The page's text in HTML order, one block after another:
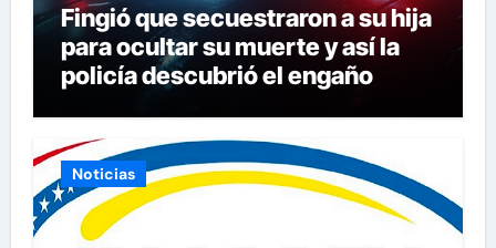
Fingió que secuestraron a su hija
para ocultar su muerte y así la
policía descubrió el engaño
Noticias